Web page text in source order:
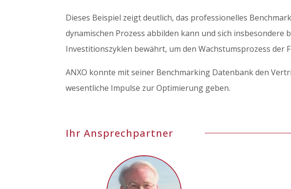
Dieses Beispiel zeigt deutlich, das professionelles
dynamischen Prozess abbilden kann und sich
Investitionszyklen bewährt, um den Wachstumsprozess der
ANXO konnte mit seiner Benchmarking Datenbank den
wesentliche Impulse zur Optimierung geben.
Ihr Ansprechpartner